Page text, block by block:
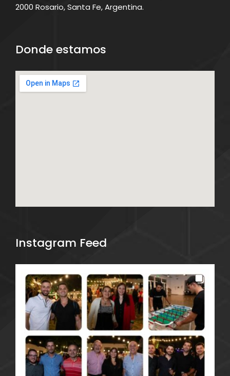
2000 Rosario, Santa Fe, Argentina.
Donde estamos
Instagram Feed